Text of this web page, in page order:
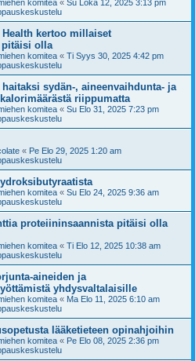
komitea « Su Loka 12, 2025 3:13 pm
kertoo millaiset
pitäisi olla
komitea « Ti Syys 30, 2025 4:42 pm
sydän-, aineenvaihdunta- ja
riippumatta
komitea « Su Elo 31, 2025 7:23 pm
« Pe Elo 29, 2025 1:20 am
komitea « Su Elo 24, 2025 9:36 am
proteiininsaannista pitäisi olla
komitea « Ti Elo 12, 2025 10:38 am
aineiden ja
yhdysvaltalaisille
komitea « Ma Elo 11, 2025 6:10 am
lääketieteen opinahjoihin
komitea « Pe Elo 08, 2025 2:36 pm